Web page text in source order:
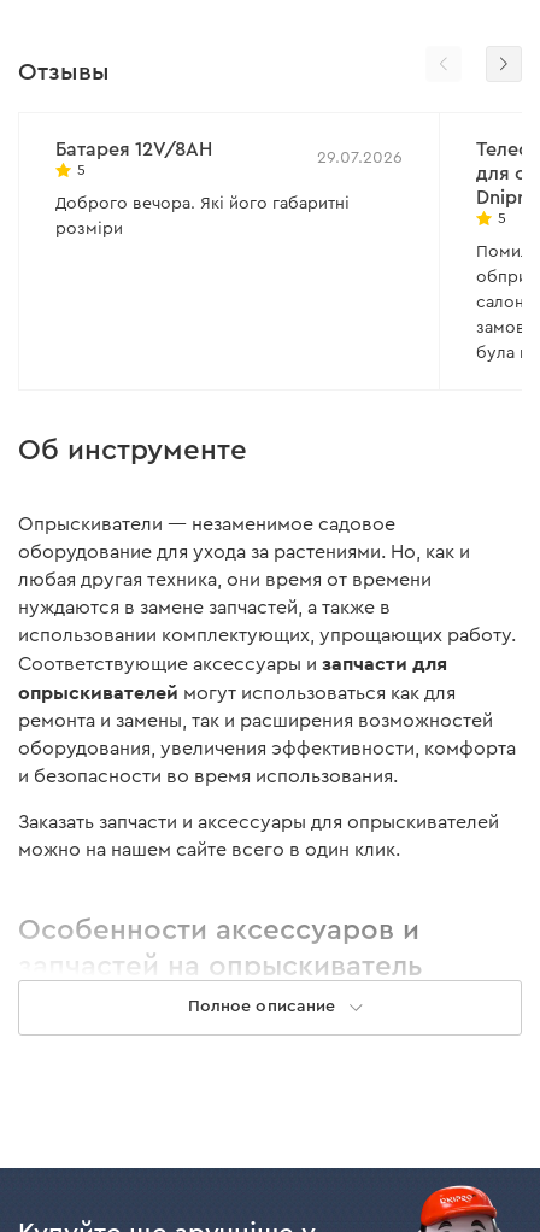
Отзывы
Батарея 12V/8AH
5
29.07.2026
Доброго вечора. Які його габаритні
розміри
для
5
салоні
була
Об инструменте
Опрыскиватели — незаменимое садовое
оборудование для ухода за растениями. Но, как и
любая другая техника, они время от времени
нуждаются в замене запчастей, а также в
использовании комплектующих, упрощающих работу.
Соответствующие аксессуары и запчасти для
опрыскивателей могут использоваться как для
ремонта и замены, так и расширения возможностей
оборудования, увеличения эффективности, комфорта
и безопасности во время использования.
Заказать запчасти и аксессуары для опрыскивателей
можно на нашем сайте всего в один клик.
Особенности аксессуаров и
запчастей на опрыскиватель
тип и угол распыления, равномерное распределение
жидкости и т.д. Чтобы запчасти и аксессуары
отрабатывали правильно и были эффективными,
Полное описание